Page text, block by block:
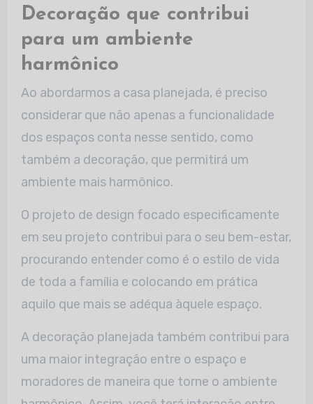
Decoração que contribui
para um ambiente
harmônico
Ao abordarmos a casa planejada, é preciso
considerar que não apenas a funcionalidade
dos espaços conta nesse sentido, como
também a decoração, que permitirá um
ambiente mais harmônico.
O projeto de design focado especificamente
em seu projeto contribui para o seu bem-estar,
procurando entender como é o estilo de vida
de toda a família e colocando em prática
aquilo que mais se adéqua àquele espaço.
A decoração planejada também contribui para
uma maior integração entre o espaço e
moradores de maneira que torne o ambiente